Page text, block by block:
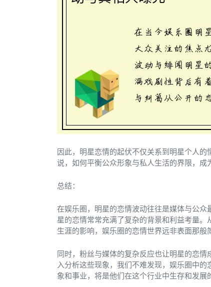
因此，明星恋情的起伏不仅关系到明星个人
说，如何平衡公众形象与私人生活的界限，成
总结：
在娱乐圈，明星的恋情波动往往是媒体与公
星的恋情常常充满了复杂的背景和利益考量
生涯的影响，娱乐圈的恋情世界远非表面那般
同时，粉丝与媒体的复杂反应也让明星的恋
入分析这些现象，我们不难发现，娱乐圈中
象和事业，将是他们在这个行业中生存和发展